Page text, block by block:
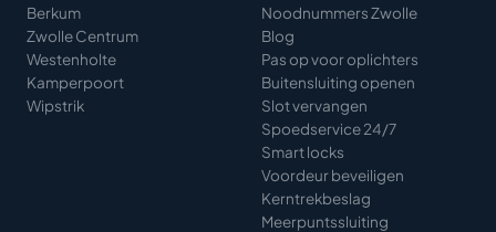
Berkum
Zwolle Centrum
Westenholte
Kamperpoort
Wipstrik
Noodnummers Zwolle
Blog
Pas op voor oplichters
Buitensluiting openen
Slot vervangen
Spoedservice 24/7
Smart locks
Voordeur beveiligen
Kerntrekbeslag
Meerpuntssluiting